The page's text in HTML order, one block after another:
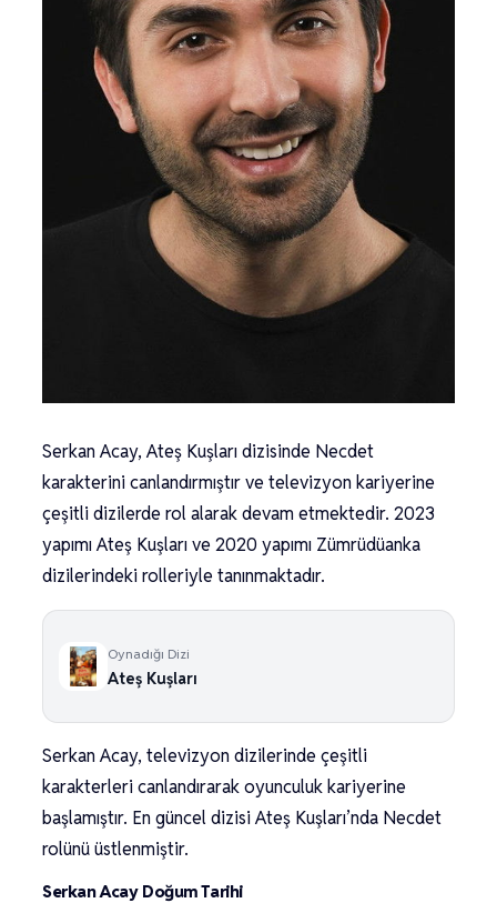
Serkan Acay, Ateş Kuşları dizisinde Necdet
karakterini canlandırmıştır ve televizyon kariyerine
çeşitli dizilerde rol alarak devam etmektedir. 2023
yapımı Ateş Kuşları ve 2020 yapımı Zümrüdüanka
dizilerindeki rolleriyle tanınmaktadır.
Oynadığı Dizi
Ateş Kuşları
Serkan Acay, televizyon dizilerinde çeşitli
karakterleri canlandırarak oyunculuk kariyerine
başlamıştır. En güncel dizisi Ateş Kuşları’nda Necdet
rolünü üstlenmiştir.
Serkan Acay Doğum Tarihi